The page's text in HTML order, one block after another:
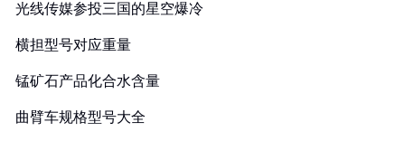
光线传媒参投三国的星空爆冷
横担型号对应重量
锰矿石产品化合水含量
曲臂车规格型号大全